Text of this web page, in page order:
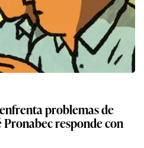
problemas de
responde con